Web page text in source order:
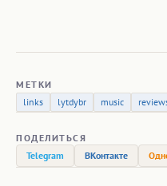
МЕТКИ
links
lytdybr music
ПОДЕЛИТЬСЯ
Telegram
ВКонтакте